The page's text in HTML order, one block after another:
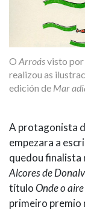
O Arroásvisto
realizou as
edición de Mar
A protagonista
empezara a
quedou finalista
Alcores de
títuloOnde o
primeiro premio